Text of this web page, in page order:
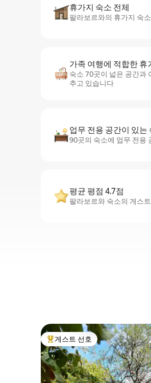
휴가지 숙소 전체
팔라보르와의 휴가지 숙
가족 여행에 적합한 휴
숙소 70곳이 넓은 공간과
추고 있습니다
업무 전용 공간이 있는
90곳의 숙소에 업무 전용
평균 평점 4.7점
팔라보르와 숙소의 게스
상위 게스트 선호
게스트 선호